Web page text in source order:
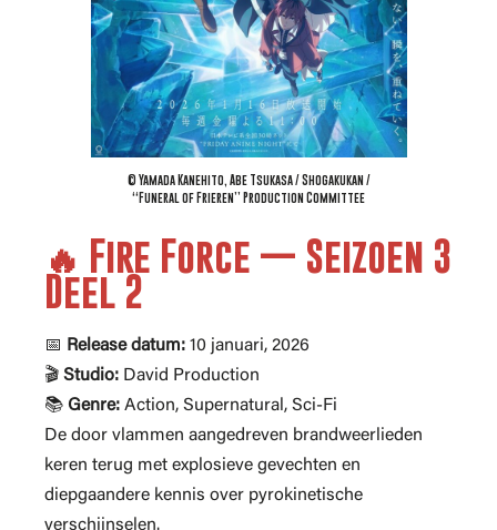
© Yamada Kanehito, Abe Tsukasa / Shogakukan /
“Funeral of Frieren” Production Committee
🔥 Fire Force — Seizoen 3
Deel 2
📅 Release datum: 10 januari, 2026
🎬 Studio: David Production
📚 Genre: Action, Supernatural, Sci-Fi
De door vlammen aangedreven brandweerlieden
keren terug met explosieve gevechten en
diepgaandere kennis over pyrokinetische
verschijnselen.